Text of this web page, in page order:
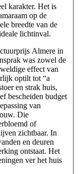
karakter. Het is
op de
breedte van de
lichtinval.
Almere in
was zowel de
effect van
optilt tot “a
en strak huis,
bescheiden budget
van
Die
of
zichtbaar. In
en deuren
ontstaat. Het
ver het huis